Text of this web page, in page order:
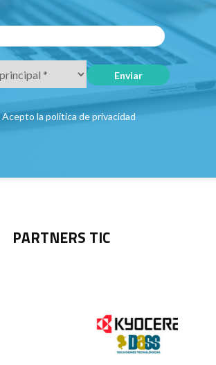
Acepto la política de privacidad
PARTNERS TIC